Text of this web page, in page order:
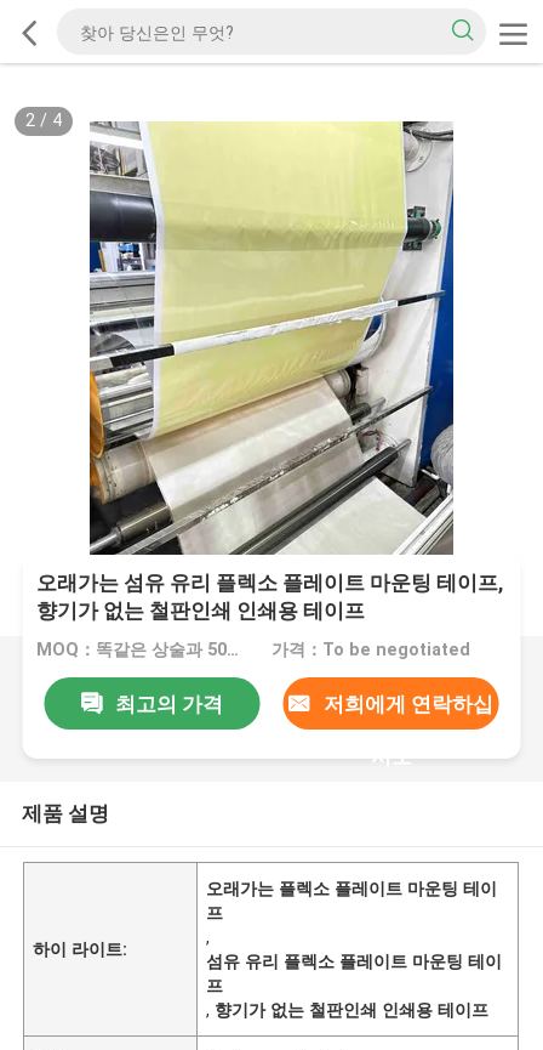
2/ 4
오래가는 섬유 유리 플렉소 플레이트 마운팅 테이프,
향기가 없는 철판인쇄 인쇄용 테이프
MOQ：똑같은 상술과 500개 명부 가격：To be negotiated
최고의 가격 저희에게 연락하십
시오
제품 설명
하이 라이트:
오래가는 플렉소 플레이트 마운팅 테이
프
,
섬유 유리 플렉소 플레이트 마운팅 테이
프
, 향기가 없는 철판인쇄 인쇄용 테이프